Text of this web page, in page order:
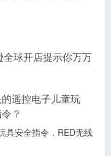
遥控电子儿童玩
？
具安全指令，RED无线